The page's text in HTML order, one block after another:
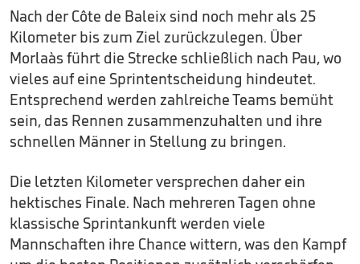
Nach der Côte de Baleix sind noch mehr als 25
Kilometer bis zum Ziel zurückzulegen. Über
Morlaàs führt die Strecke schließlich nach Pau, wo
vieles auf eine Sprintentscheidung hindeutet.
Entsprechend werden zahlreiche Teams bemüht
sein, das Rennen zusammenzuhalten und ihre
schnellen Männer in Stellung zu bringen.
Die letzten Kilometer versprechen daher ein
hektisches Finale. Nach mehreren Tagen ohne
klassische Sprintankunft werden viele
Mannschaften ihre Chance wittern, was den Kampf